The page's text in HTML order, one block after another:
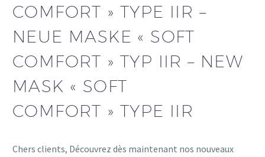
COMFORT » TYPE IIR –
NEUE MASKE « SOFT
COMFORT » TYP IIR – NEW
MASK « SOFT
COMFORT » TYPE IIR
Chers clients, Découvrez dès maintenant nos nouveaux